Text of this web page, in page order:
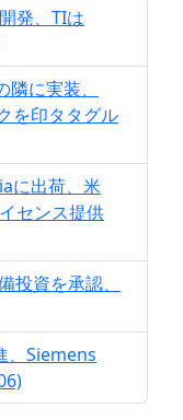
発、TIは
に実装、
を印タタグル
に出荷、米
センス提供
投資を承認、
、Siemens